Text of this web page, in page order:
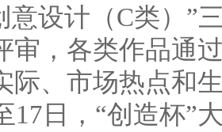
意设计（C类）”
审，各类作品通
际、市场热点和
17日，“创造杯”